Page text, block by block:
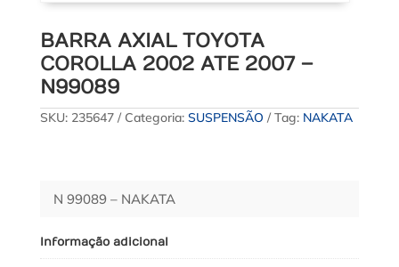
BARRA AXIAL TOYOTA
COROLLA 2002 ATE 2007 –
N99089
SKU: 235647 Categoria: SUSPENSÃO Tag: NAKATA
N 99089 – NAKATA
Informação adicional